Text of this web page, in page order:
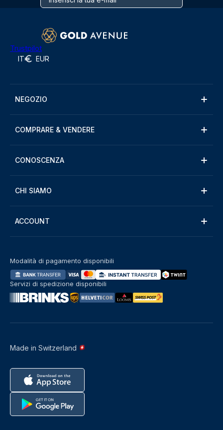
Trustpilot
IT EUR
NEGOZIO
COMPRARE & VENDERE
CONOSCENZA
CHI SIAMO
ACCOUNT
Made in Switzerland
Modalità di pagamento disponibili
Servizi di spedizione disponibili